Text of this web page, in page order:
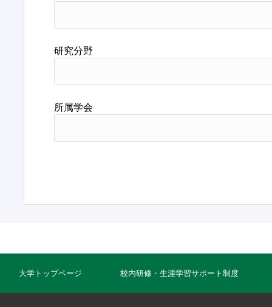
研究分野
所属学会
大学トップページ 校内研修・生涯学習サポート制度